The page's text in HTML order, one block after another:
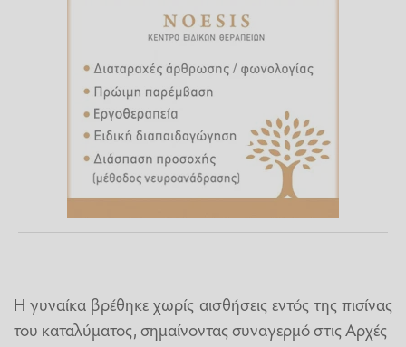
Η γυναίκα βρέθηκε χωρίς αισθήσεις εντός της πισίνας
του καταλύματος, σημαίνοντας συναγερμό στις Αρχές